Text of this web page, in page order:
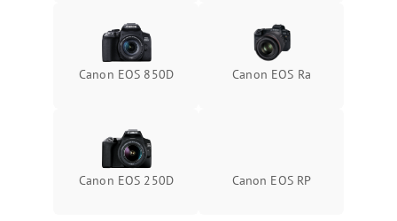
Canon EOS 850D Canon EOS Ra
Canon EOS 250D Canon EOS RP